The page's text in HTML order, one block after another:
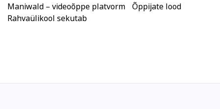
Maniwald – videoõppe platvorm Õppijate lood
Rahvaülikool sekutab